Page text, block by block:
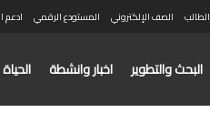
الطالب الصف الإلكتروني المستودع الرقمي ادعم
البحث والتطوير اخبار وانشطة